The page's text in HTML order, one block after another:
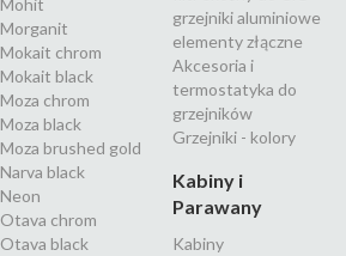
Mohit
Morganit
Mokait chrom
Mokait black
Moza chrom
Moza black
Moza brushed gold
Narva black
Neon
Otava chrom
Otava black
grzejniki aluminiowe
elementy złączne
Akcesoria i
termostatyka do
grzejników
Grzejniki - kolory
Kabiny i
Parawany
Kabiny